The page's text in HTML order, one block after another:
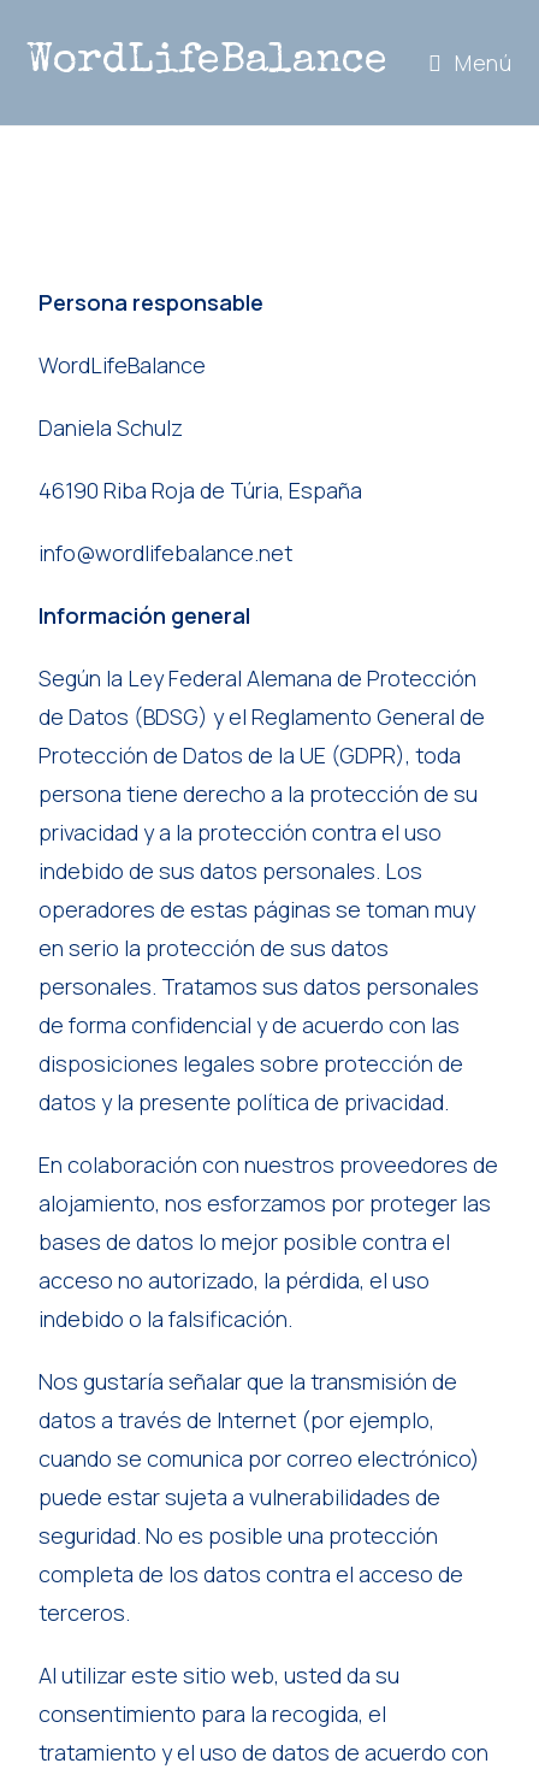
WordLifeBalance Menú
Persona responsable
WordLifeBalance
Daniela Schulz
46190 Riba Roja de Túria, España
info@wordlifebalance.net
Información general
Según la Ley Federal Alemana de Protección
de Datos (BDSG) y el Reglamento General de
Protección de Datos de la UE (GDPR), toda
persona tiene derecho a la protección de su
privacidad y a la protección contra el uso
indebido de sus datos personales. Los
operadores de estas páginas se toman muy
en serio la protección de sus datos
personales. Tratamos sus datos personales
de forma confidencial y de acuerdo con las
disposiciones legales sobre protección de
datos y la presente política de privacidad.
En colaboración con nuestros proveedores de
alojamiento, nos esforzamos por proteger las
bases de datos lo mejor posible contra el
acceso no autorizado, la pérdida, el uso
indebido o la falsificación.
Nos gustaría señalar que la transmisión de
datos a través de Internet (por ejemplo,
cuando se comunica por correo electrónico)
puede estar sujeta a vulnerabilidades de
seguridad. No es posible una protección
completa de los datos contra el acceso de
terceros.
Al utilizar este sitio web, usted da su
consentimiento para la recogida, el
tratamiento y el uso de datos de acuerdo con